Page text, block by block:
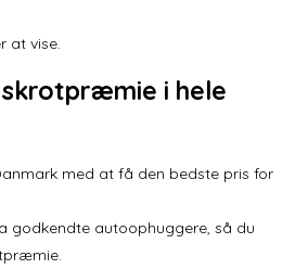
at vise.
i hele
med at få den bedste pris for
godkendte autoophuggere, så du